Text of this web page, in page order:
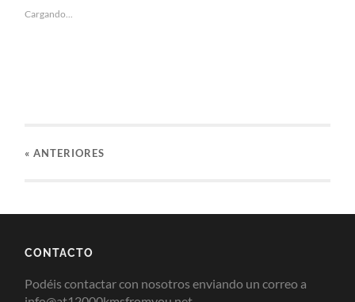
Cargando...
«ANTERIORES
CONTACTO
Podéis contactar con nosotros enviando un correo a